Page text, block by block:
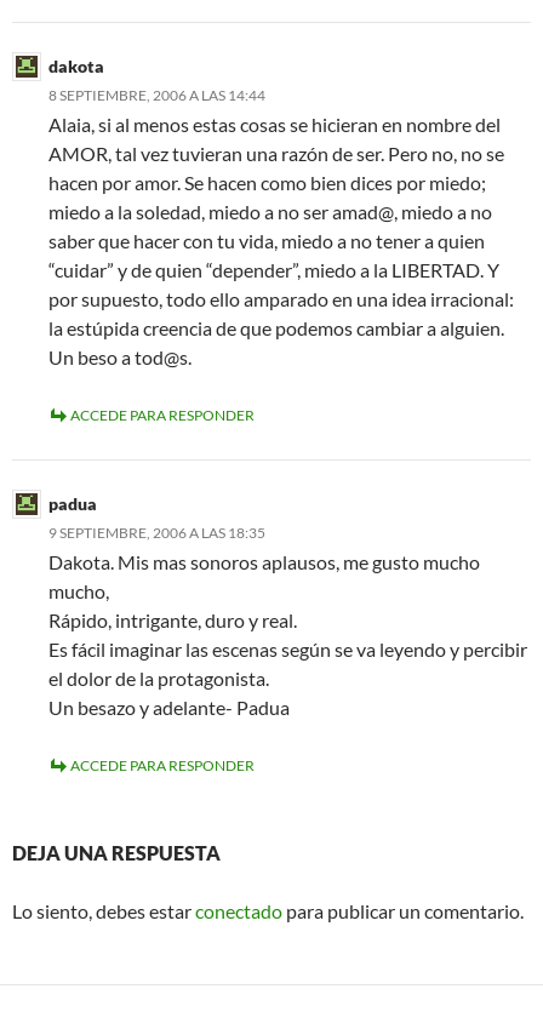
dakota
8 SEPTIEMBRE, 2006 A LAS 14:44
Alaia, si al menos estas cosas se hicieran en nombre del
AMOR, tal vez tuvieran una razón de ser. Pero no, no se
hacen por amor. Se hacen como bien dices por miedo;
miedo a la soledad, miedo a no ser amad@, miedo a no
saber que hacer con tu vida, miedo a no tener a quien
“cuidar” y de quien “depender”, miedo a la LIBERTAD. Y
por supuesto, todo ello amparado en una idea irracional:
la estúpida creencia de que podemos cambiar a alguien.
Un beso a tod@s.
ACCEDE PARA RESPONDER
padua
9 SEPTIEMBRE, 2006 A LAS 18:35
Dakota. Mis mas sonoros aplausos, me gusto mucho
mucho,
Rápido, intrigante, duro y real.
Es fácil imaginar las escenas según se va leyendo y percibir
el dolor de la protagonista.
Un besazo y adelante- Padua
ACCEDE PARA RESPONDER
DEJA UNA RESPUESTA
Lo siento, debes estarconectado para publicar un comentario.